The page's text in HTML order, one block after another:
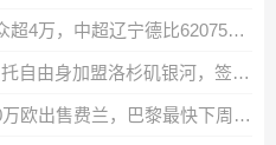
8月8日国内3场足球比赛观众超4万，中超辽宁德比62075人排今年第6
官方：34岁前巴萨中场罗贝托自由身加盟洛杉矶银河，签约2年
加泰媒体：巴萨希望以5000万欧出售费兰，巴黎最快下周三前官宣